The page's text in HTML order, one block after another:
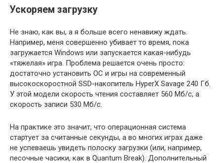
Ускоряем загрузку
Не знаю, как вы, а я больше всего ненавижу ждать.
Например, меня совершенно убивает то время, пока
загружается Windows или запускается какая-нибудь
«тяжелая» игра. Проблема решается очень просто:
достаточно установить ОС и игры на современный
высокоскоростной SSD-накопитель HyperX Savage 240 Гб.
У этой модели скорость чтения составляет 560 Мб/с, а
скорость записи 530 Мб/с.
На практике это значит, что операционная система
стартует за считанные секунды, а во многих играх даже
не успеваешь увидеть полоску загрузки (или, например,
песочные часики, как в Quantum Break). Дополнительный